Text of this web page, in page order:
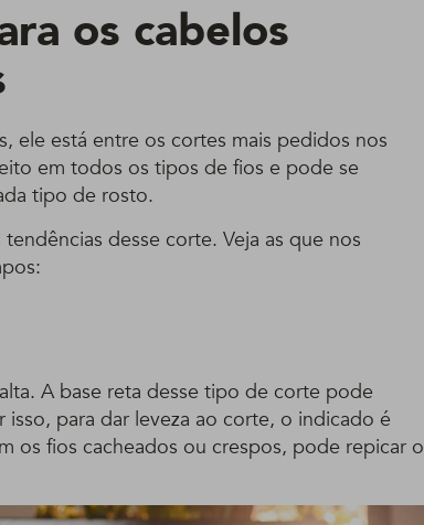
os cabelos
ele está entre os cortes mais pedidos nos
em todos os tipos de fios e pode se
tipo de rosto.
desse corte. Veja as que nos
A base reta desse tipo de corte pode
para dar leveza ao corte, o indicado é
os fios cacheados ou crespos, pode repicar o